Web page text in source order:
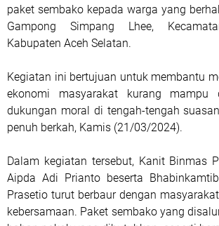
paket sembako kepada warga yang
Gampong Simpang Lhee,
Kabupaten Aceh Selatan.
Kegiatan ini bertujuan untuk membantu
ekonomi masyarakat kurang mampu
dukungan moral di tengah-tengah
penuh berkah, Kamis (21/03/2024).
Dalam kegiatan tersebut, Kanit Binmas
Aipda Adi Prianto beserta
Prasetio turut berbaur dengan
kebersamaan. Paket sembako yang